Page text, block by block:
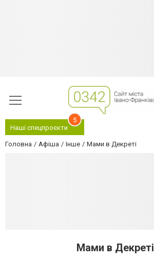
Наші спецпроєкти
5
Головна Афіша Інше Мами в Декреті
Мами в Декреті